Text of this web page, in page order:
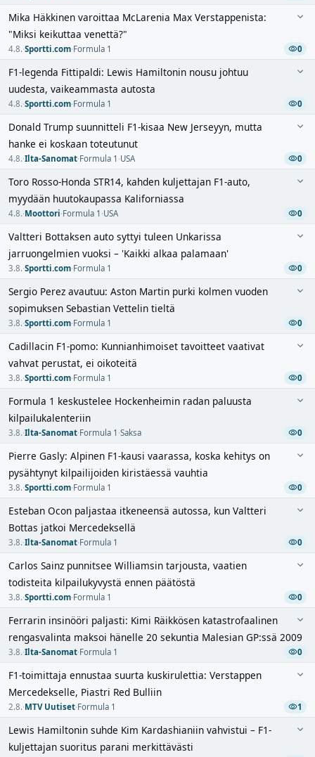
Mika Häkkinen varoittaa McLarenia Max Verstappenista:
"Miksi keikuttaa venettä?"
4.8.·Sportti.com·Formula 1 0
F1-legenda Fittipaldi: Lewis Hamiltonin nousu johtuu
uudesta, vaikeammasta autosta
4.8.·Sportti.com·Formula 1 0
Donald Trump suunnitteli F1-kisaa New Jerseyyn, mutta
hanke ei koskaan toteutunut
4.8.·Ilta-Sanomat·Formula 1 ·USA 0
Toro Rosso-Honda STR14, kahden kuljettajan F1-auto,
myydään huutokaupassa Kaliforniassa
4.8.·Moottori·Formula 1 ·USA 0
Valtteri Bottaksen auto syttyi tuleen Unkarissa
jarruongelmien vuoksi – 'Kaikki alkaa palamaan'
3.8.·Sportti.com·Formula 1 0
Sergio Perez avautuu: Aston Martin purki kolmen vuoden
sopimuksen Sebastian Vettelin tieltä
3.8.·Sportti.com·Formula 1 0
Cadillacin F1-pomo: Kunnianhimoiset tavoitteet vaativat
vahvat perustat, ei oikoteitä
3.8.·Sportti.com·Formula 1 0
Formula 1 keskustelee Hockenheimin radan paluusta
kilpailukalenteriin
3.8.·Ilta-Sanomat·Formula 1 ·Saksa 0
Pierre Gasly: Alpinen F1-kausi vaarassa, koska kehitys on
pysähtynyt kilpailijoiden kiristäessä vauhtia
3.8.·Sportti.com·Formula 1 0
Esteban Ocon paljastaa itkeneensä autossa, kun Valtteri
Bottas jatkoi Mercedeksellä
3.8.·Ilta-Sanomat·Formula 1 0
Carlos Sainz punnitsee Williamsin tarjousta, vaatien
todisteita kilpailukyvystä ennen päätöstä
3.8.·Sportti.com·Formula 1 0
Ferrarin insinööri paljasti: Kimi Räikkösen katastrofaalinen
rengasvalinta maksoi hänelle 20 sekuntia Malesian GP:ssä 2009
3.8.·Ilta-Sanomat·Formula 1 0
F1-toimittaja ennustaa suurta kuskirulettia: Verstappen
Mercedekselle, Piastri Red Bulliin
2.8.·MTV Uutiset·Formula 1 1
Lewis Hamiltonin suhde Kim Kardashianiin vahvistui – F1-
kuljettajan suoritus parani merkittävästi